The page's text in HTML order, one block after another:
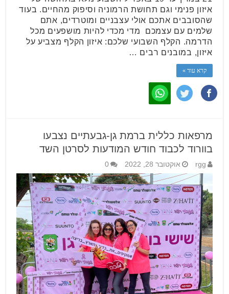
איזון פנימי וגם תחושת הרמוניה וסיפוק מהחיים. בעוד
שהסובבים אתכם אולי עצבניים ומוטרדים, אתם
שלמים עם עצמכם מדי מכדי להיות מושפעים מכל
הדרמה. הקלף השבועי שלכם: איזון הקלף מצביע על
איזון, במובנים רבים …
קרא עוד »
מרפאות כללית ברמת גן-גבעתיים נצבעו
בוורוד לכבוד חודש המודעות לסרטן השד
rgg אוקטובר 28, 2022 0